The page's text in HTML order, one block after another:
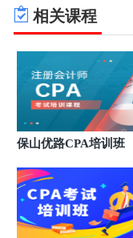
吉林省长春市朝
相关课程
保山优路CPA培训班